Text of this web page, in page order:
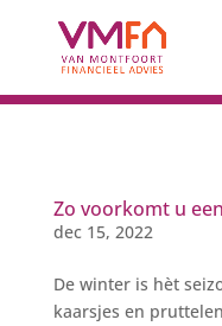
Zo voorkomt u
dec 15, 2022
De winter is hèt
kaarsjes en